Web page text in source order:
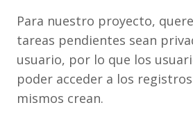
Para nuestro proyecto,
tareas pendientes sean
usuario, por lo que los
poder acceder a los
mismos crean.